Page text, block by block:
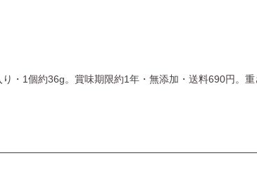
・1個約36g。賞味期限約1年・無添加・送料690円。重